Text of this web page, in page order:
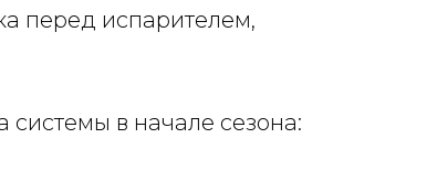
перед испарителем,
в начале сезона: